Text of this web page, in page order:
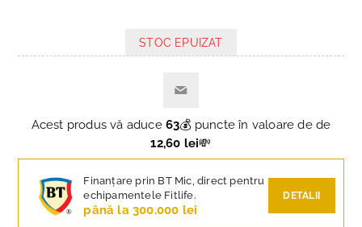
STOC EPUIZAT
Acest produs vă aduce 63💰 puncte în valoare de de
12,60 lei💸
Finanțare prin BT Mic, direct pentru
echipamentele Fitlife.
până la 300.000 lei
DETALII